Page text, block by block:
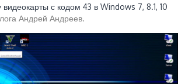
видеокарты с кодом 43 в Windows 7, 8.1, 10
Андрей Андреев.